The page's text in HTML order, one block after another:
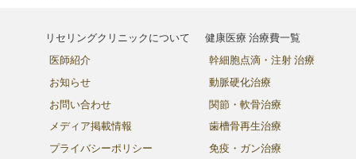
リセリングクリニックについて
医師紹介
お知らせ
お問い合わせ
メディア掲載情報
プライバシーポリシー
健康医療 治療費一覧
幹細胞点滴・注射 治療
動脈硬化治療
関節・軟骨治療
歯槽骨再生治療
免疫・ガン治療